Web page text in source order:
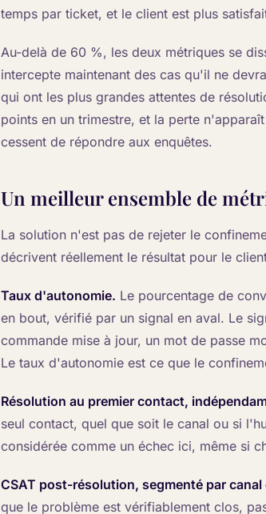
temps par ticket, et le client est plus
Au-delà de 60 %, les deux métriques se
intercepte maintenant des cas qu'il ne
qui ont les plus grandes attentes de
points en un trimestre, et la perte
cessent de répondre aux enquêtes.
Un meilleur ensemble de
La solution n'est pas de rejeter le
décrivent réellement le résultat pour le
Taux d'autonomie. Le pourcentage de
en bout, vérifié par un signal en aval. Le
commande mise à jour, un mot de passe
Le taux d'autonomie est ce que le
Résolution au premier contact,
seul contact, quel que soit le canal ou si
considérée comme un échec ici, même si
CSAT post-résolution, segmenté par
que le problème est vérifiablement clos,